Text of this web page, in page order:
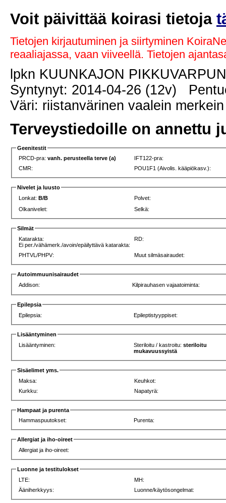
Voit päivittää koirasi tietoja
Tietojen kirjautuminen ja siirtyminen
reaaliajassa, vaan viiveellä. Tietojen
lpkn KUUNKAJON
Syntynyt: 2014-04-26 (12v)
Väri: riistanvärinen vaalein merkein
Terveystiedoille on annettu
Geenitestit
PRCD-pra:vanh. perusteella terve (a)
IFT122-pra:
CMR:
POU1F1 (Aivolis. kääpiökasv.):
Nivelet ja luusto
Lonkat:B/B
Polvet:
Olkanivelet:
Selkä:
Silmät
Katarakta:
Ei per./vähämerk./avoin/epäilyttävä katarakta:
RD:
PHTVL/PHPV: Muut silmäsairaudet:
Autoimmuunisairaudet
Addison:
Kilpirauhasen vajaatoiminta:
Epilepsia
Epilepsia:
Epileptistyyppiset:
Lisääntyminen
Lisääntyminen:
Steriloitu / kastroitu:steriloitu
mukavuussyistä
Sisäelimet yms.
Maksa:
Keuhkot:
Kurkku:
Napatyrä:
Hampaat ja purenta
Hammaspuutokset:
Purenta:
Allergiat ja iho-oireet
Allergiat ja iho-oireet:
Luonne ja testitulokset
LTE:
MH:
Ääniherkkyys:
Luonne/käytösongelmat: